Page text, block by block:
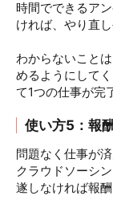
時間でできるア
ければ、やり直
わからないこと
めるようにして
て1つの仕事が完
使い方5：報
問題なく仕事が
クラウドソーシ
遂しなければ報